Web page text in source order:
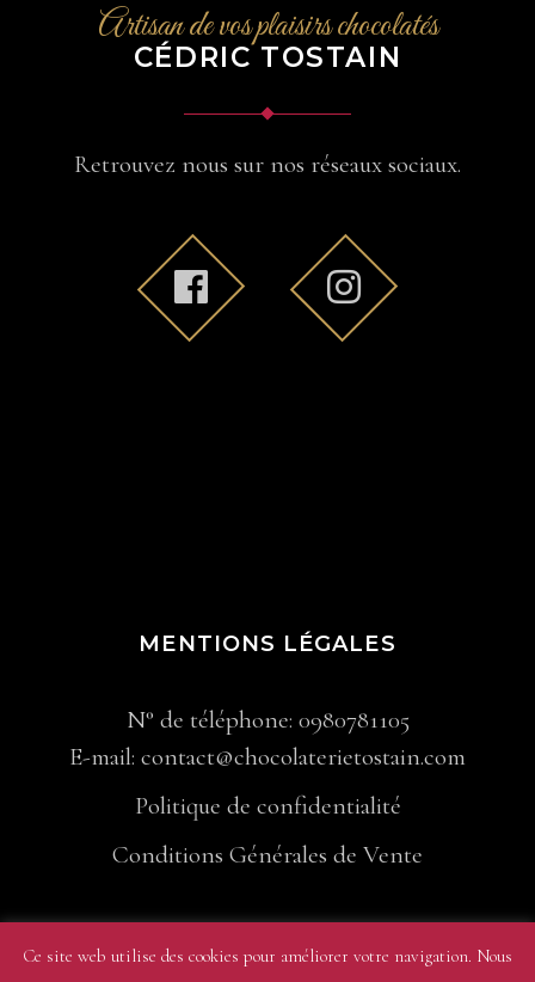
Artisan de vos plaisirs chocolatés
CÉDRIC TOSTAIN
Retrouvez nous sur nos réseaux sociaux.
MENTIONS LÉGALES
N° de téléphone: 0980781105
E-mail: contact@chocolaterietostain.com
Politique de confidentialité
Conditions Générales de Vente
Ce site web utilise des cookies pour améliorer votre navigation. Nous